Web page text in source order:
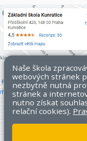
Naše škola
webových stránek
nezbytně nutná
stránek a
nutno získat
relační cookies).